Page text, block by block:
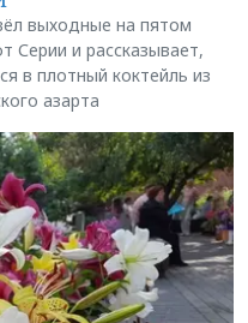
выходные на пятом
Серии и рассказывает,
в плотный коктейль из
азарта